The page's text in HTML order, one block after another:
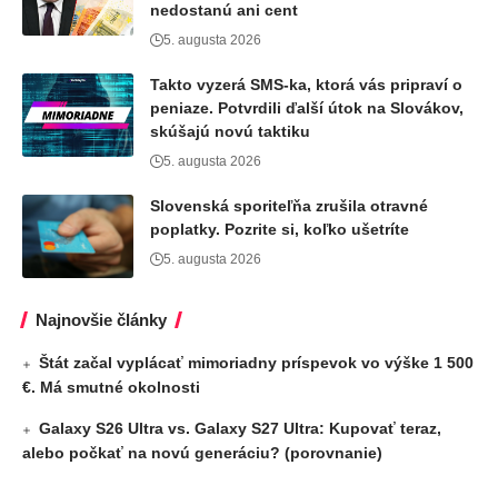
nedostanú ani cent
5. augusta 2026
Takto vyzerá SMS-ka, ktorá vás pripraví o
peniaze. Potvrdili ďalší útok na Slovákov,
skúšajú novú taktiku
5. augusta 2026
Slovenská sporiteľňa zrušila otravné
poplatky. Pozrite si, koľko ušetríte
5. augusta 2026
Najnovšie články
Štát začal vyplácať mimoriadny príspevok vo výške 1 500
€. Má smutné okolnosti
Galaxy S26 Ultra vs. Galaxy S27 Ultra: Kupovať teraz,
alebo počkať na novú generáciu? (porovnanie)